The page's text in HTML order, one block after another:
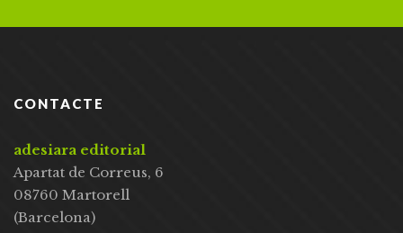
CONTACTE
adesiara editorial
Apartat de Correus, 6
08760 Martorell
(Barcelona)